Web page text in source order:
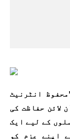
انٹرنیٹ
لائن حفاظت کی
کے لیے ایک
اپنے عزم کو